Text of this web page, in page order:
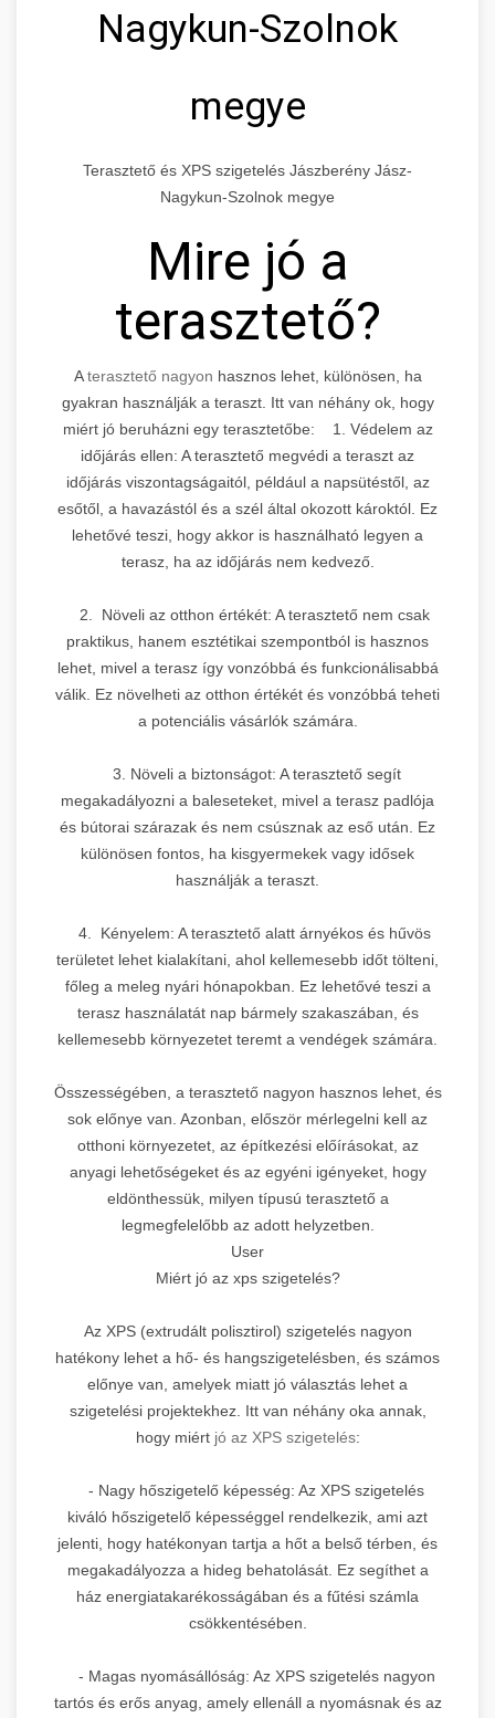
Nagykun-Szolnok
megye
Terasztető és XPS szigetelés Jászberény Jász-
Nagykun-Szolnok megye
Mire jó a
terasztető?
Aterasztető nagyon hasznos lehet, különösen, ha
gyakran használják a teraszt. Itt van néhány ok, hogy
miért jó beruházni egy terasztetőbe: 1. Védelem az
időjárás ellen: A terasztető megvédi a teraszt az
időjárás viszontagságaitól, például a napsütéstől, az
esőtől, a havazástól és a szél által okozott károktól. Ez
lehetővé teszi, hogy akkor is használható legyen a
terasz, ha az időjárás nem kedvező.
2. Növeli az otthon értékét: A terasztető nem csak
praktikus, hanem esztétikai szempontból is hasznos
lehet, mivel a terasz így vonzóbbá és funkcionálisabbá
válik. Ez növelheti az otthon értékét és vonzóbbá teheti
a potenciális vásárlók számára.
3. Növeli a biztonságot: A terasztető segít
megakadályozni a baleseteket, mivel a terasz padlója
és bútorai szárazak és nem csúsznak az eső után. Ez
különösen fontos, ha kisgyermekek vagy idősek
használják a teraszt.
4. Kényelem: A terasztető alatt árnyékos és hűvös
területet lehet kialakítani, ahol kellemesebb időt tölteni,
főleg a meleg nyári hónapokban. Ez lehetővé teszi a
terasz használatát nap bármely szakaszában, és
kellemesebb környezetet teremt a vendégek számára.
Összességében, a terasztető nagyon hasznos lehet, és
sok előnye van. Azonban, először mérlegelni kell az
otthoni környezetet, az építkezési előírásokat, az
anyagi lehetőségeket és az egyéni igényeket, hogy
eldönthessük, milyen típusú terasztető a
legmegfelelőbb az adott helyzetben.
User
Miért jó az xps szigetelés?
Az XPS (extrudált polisztirol) szigetelés nagyon
hatékony lehet a hő- és hangszigetelésben, és számos
előnye van, amelyek miatt jó választás lehet a
szigetelési projektekhez. Itt van néhány oka annak,
hogy miért jó az XPS szigetelés:
- Nagy hőszigetelő képesség: Az XPS szigetelés
kiváló hőszigetelő képességgel rendelkezik, ami azt
jelenti, hogy hatékonyan tartja a hőt a belső térben, és
megakadályozza a hideg behatolását. Ez segíthet a
ház energiatakarékosságában és a fűtési számla
csökkentésében.
- Magas nyomásállóság: Az XPS szigetelés nagyon
tartós és erős anyag, amely ellenáll a nyomásnak és az